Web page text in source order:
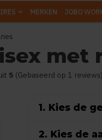
MERKEN JOBO
met
dit product is5 van de 5
5 (Gebaseerd op 1 reviews)
1. Kies de
2. Kies de